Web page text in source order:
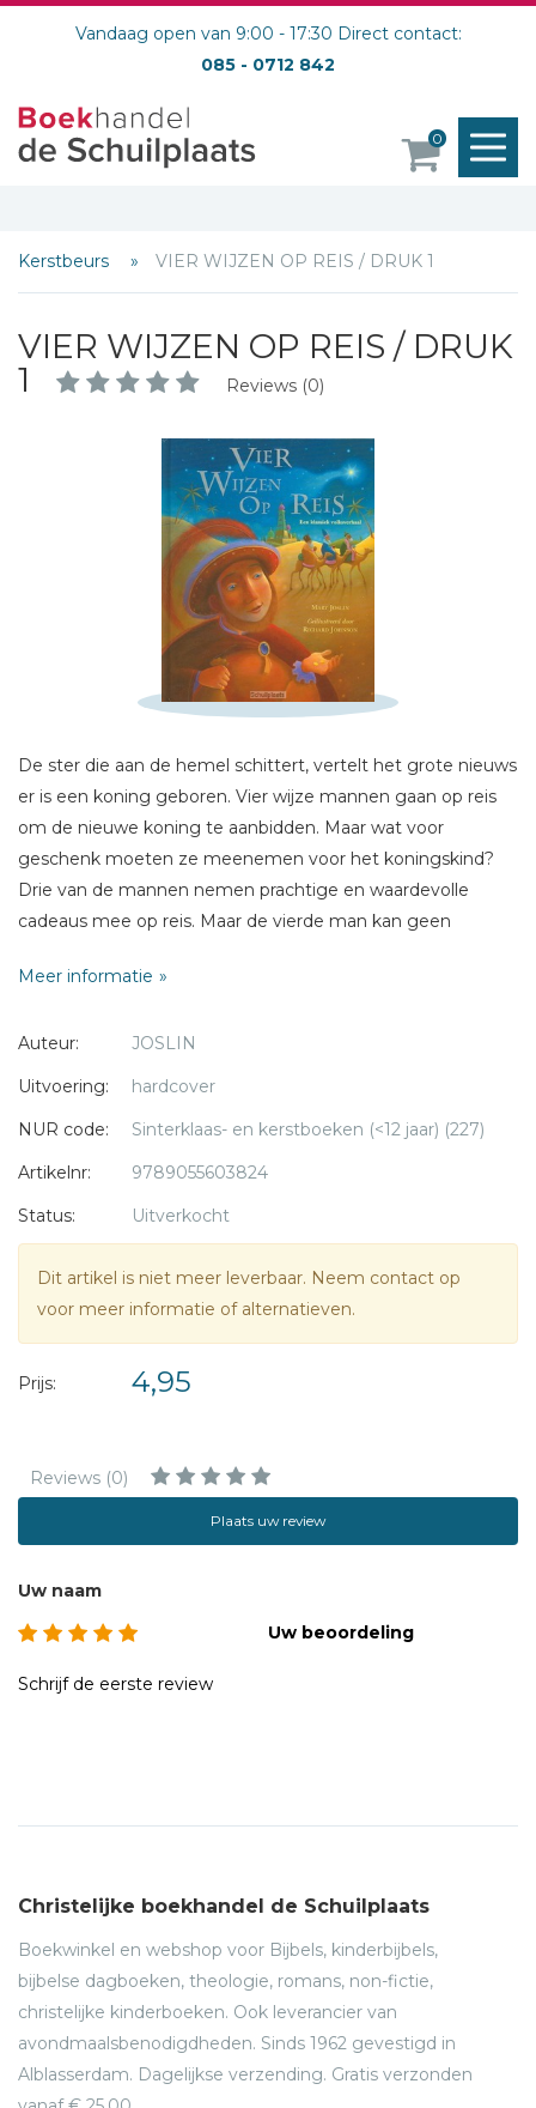
Vandaag open van 9:00 - 17:30 Direct contact:
085 - 0712 842
0
Kerstbeurs VIER WIJZEN OP REIS / DRUK 1
VIER WIJZEN OP REIS / DRUK
1
Reviews (0)
De ster die aan de hemel schittert, vertelt het grote nieuws
er is een koning geboren. Vier wijze mannen gaan op reis
om de nieuwe koning te aanbidden. Maar wat voor
geschenk moeten ze meenemen voor het koningskind?
Drie van de mannen nemen prachtige en waardevolle
cadeaus mee op reis. Maar de vierde man kan geen
koning...
Meer informatie
Auteur:
JOSLIN
Uitvoering:
hardcover
NUR code:
Sinterklaas- en kerstboeken (<12 jaar) (227)
Artikelnr:
9789055603824
Status:
Uitverkocht
Dit artikel is niet meer leverbaar. Neem contact op
voor meer informatie of alternatieven.
Prijs: 4,95
Reviews (0)
Plaats uw review
Schrijf hieronder je review!
Bericht *
* = verplicht
Uw naam
Uw beoordeling
Schrijf de eerste review
Christelijke boekhandel de Schuilplaats
Boekwinkel en webshop voor Bijbels, kinderbijbels,
bijbelse dagboeken, theologie, romans, non-fictie,
christelijke kinderboeken. Ook leverancier van
avondmaalsbenodigdheden. Sinds 1962 gevestigd in
Alblasserdam. Dagelijkse verzending. Gratis verzonden